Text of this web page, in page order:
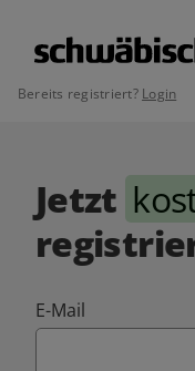
Bereits registriert? Login
Jetzt
E-Mail